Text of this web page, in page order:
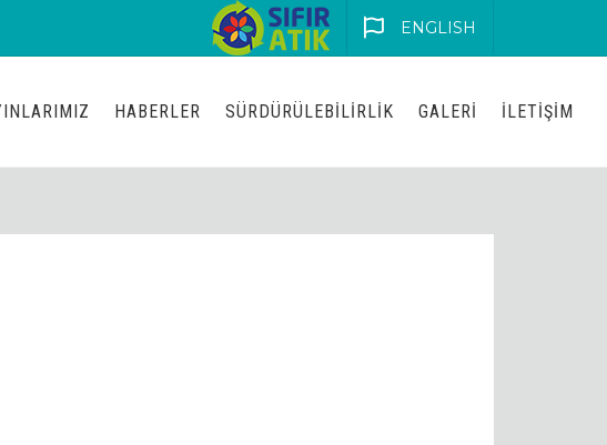
ENGLISH
HABERLER SÜRDÜRÜLEBILIRLIK GALERI İLETIŞIM